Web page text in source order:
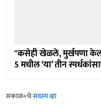
"कसेही खेळले, मुर्खपणा
5 मधील ‘या’ तीन
सकाळ+चेसदस्य व्हा